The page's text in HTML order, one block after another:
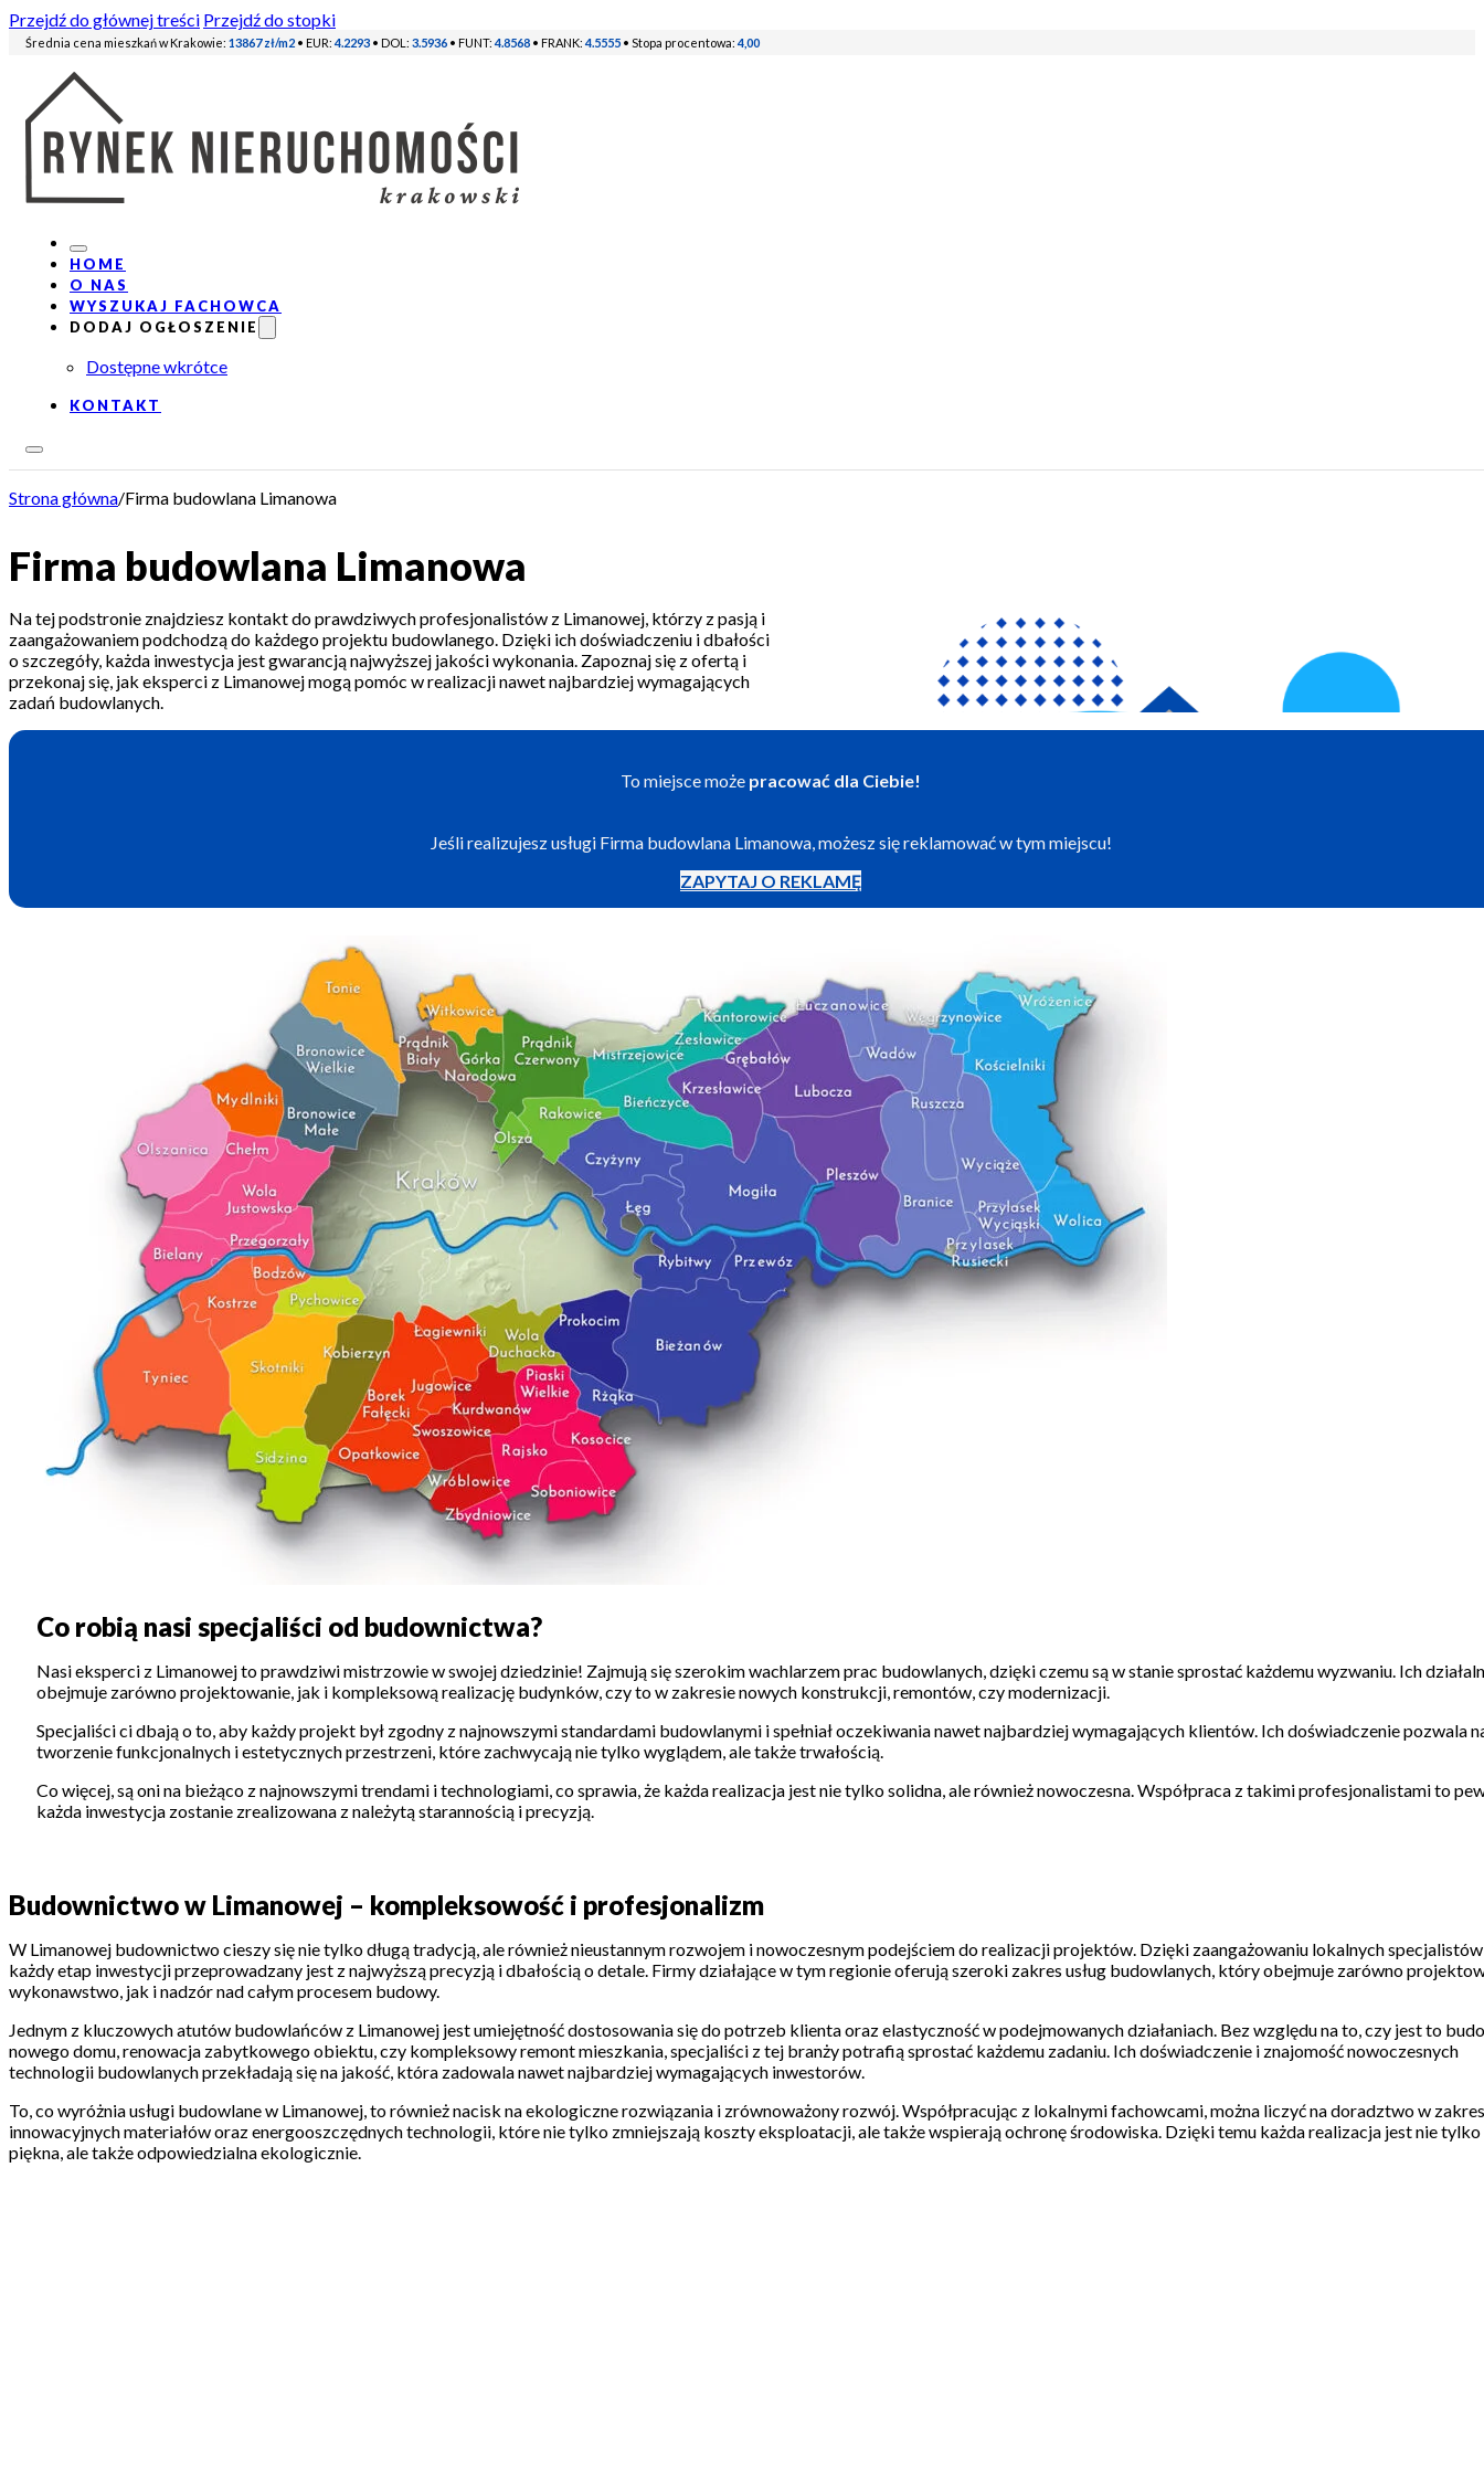
Przejdź do głównej treści Przejdź do stopki
Średnia cena mieszkań w Krakowie: 13867 zł/m2 • EUR: 4.2293 • DOL: 3.5936 • FUNT: 4.8568 • FRANK: 4.5555 • Stopa procentowa: 4,00
HOME
O NAS
WYSZUKAJ FACHOWCA
DODAJ OGŁOSZENIE
Dostępne wkrótce
KONTAKT
Strona główna/Firma budowlana Limanowa
Firma budowlana Limanowa
Na tej podstronie znajdziesz kontakt do prawdziwych profesjonalistów z Limanowej, którzy z pasją i
zaangażowaniem podchodzą do każdego projektu budowlanego. Dzięki ich doświadczeniu i dbałości
o szczegóły, każda inwestycja jest gwarancją najwyższej jakości wykonania. Zapoznaj się z ofertą i
przekonaj się, jak eksperci z Limanowej mogą pomóc w realizacji nawet najbardziej wymagających
zadań budowlanych.
To miejsce może pracować dla Ciebie!
Jeśli realizujesz usługi Firma budowlana Limanowa, możesz się reklamować w tym miejscu!
ZAPYTAJ O REKLAMĘ
Co robią nasi specjaliści od budownictwa?
Nasi eksperci z Limanowej to prawdziwi mistrzowie w swojej dziedzinie! Zajmują się szerokim wachlarzem prac budowlanych, dzięki czemu są w stanie sprostać każdemu wyzwaniu. Ich
obejmuje zarówno projektowanie, jak i kompleksową realizację budynków, czy to w zakresie nowych konstrukcji, remontów, czy modernizacji.
Specjaliści ci dbają o to, aby każdy projekt był zgodny z najnowszymi standardami budowlanymi i spełniał oczekiwania nawet najbardziej wymagających klientów. Ich doświadczenie pozwala
tworzenie funkcjonalnych i estetycznych przestrzeni, które zachwycają nie tylko wyglądem, ale także trwałością.
Co więcej, są oni na bieżąco z najnowszymi trendami i technologiami, co sprawia, że każda realizacja jest nie tylko solidna, ale również nowoczesna. Współpraca z takimi profesjonalistami to
każda inwestycja zostanie zrealizowana z należytą starannością i precyzją.
Budownictwo w Limanowej – kompleksowość i profesjonalizm
W Limanowej budownictwo cieszy się nie tylko długą tradycją, ale również nieustannym rozwojem i nowoczesnym podejściem do realizacji projektów. Dzięki zaangażowaniu lokalnych
każdy etap inwestycji przeprowadzany jest z najwyższą precyzją i dbałością o detale. Firmy działające w tym regionie oferują szeroki zakres usług budowlanych, który obejmuje zarówno
wykonawstwo, jak i nadzór nad całym procesem budowy.
Jednym z kluczowych atutów budowlańców z Limanowej jest umiejętność dostosowania się do potrzeb klienta oraz elastyczność w podejmowanych działaniach. Bez względu na to, czy jest to
nowego domu, renowacja zabytkowego obiektu, czy kompleksowy remont mieszkania, specjaliści z tej branży potrafią sprostać każdemu zadaniu. Ich doświadczenie i znajomość nowoczesnych
technologii budowlanych przekładają się na jakość, która zadowala nawet najbardziej wymagających inwestorów.
To, co wyróżnia usługi budowlane w Limanowej, to również nacisk na ekologiczne rozwiązania i zrównoważony rozwój. Współpracując z lokalnymi fachowcami, można liczyć na doradztwo w
innowacyjnych materiałów oraz energooszczędnych technologii, które nie tylko zmniejszają koszty eksploatacji, ale także wspierają ochronę środowiska. Dzięki temu każda realizacja jest nie tylko
piękna, ale także odpowiedzialna ekologicznie.